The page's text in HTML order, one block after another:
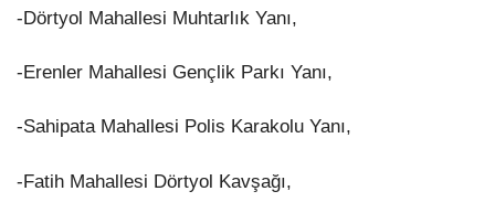
-Dörtyol Mahallesi Muhtarlık Yanı,
-Erenler Mahallesi Gençlik Parkı Yanı,
-Sahipata Mahallesi Polis Karakolu Yanı,
-Fatih Mahallesi Dörtyol Kavşağı,